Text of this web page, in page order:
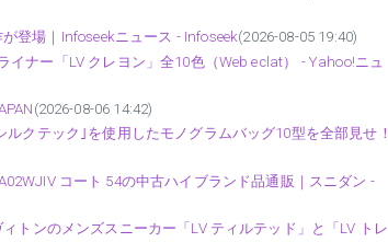
登場｜Infoseekニュース - Infoseek(2026-08-05 19:40)
ナー「LV クレヨン」全10色（Web eclat） - Yahoo!ニュ
(2026-08-06 14:42)
クテック｣を使用したモノグラムバッグ10型を全部見せ！
コート 54の中古ハイブランド品通販｜スニダン -
トンのメンズスニーカー「LV ティルテッド」と「LV トレ